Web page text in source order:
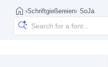
›Schriftgießereien› SoJa